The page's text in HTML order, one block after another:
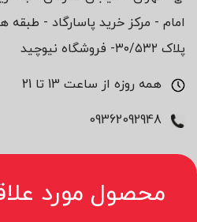
امام - مرکز خرید پاسارگاد -
پلاک ۳۰/۵۳۲- فروشگاه نیوچید
همه روزه از ساعت 13 تا 21
محصول مورد